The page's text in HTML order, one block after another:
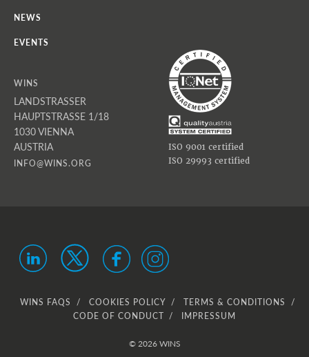
NEWS
EVENTS
WINS
LANDSTRASSER
HAUPTSTRASSE 1/18
1030 VIENNA
AUSTRIA
INFO@WINS.ORG
ISO 9001 certified
ISO 29993 certified
WINS FAQS COOKIES POLICY
TERMS & CONDITIONS
CODE OF CONDUCT
IMPRESSUM
© 2026 WINS